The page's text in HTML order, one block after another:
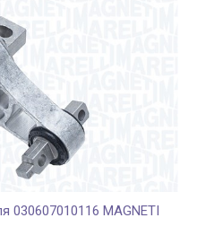
030607010116 MAGNETI